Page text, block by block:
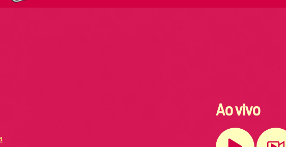
Ao vivo